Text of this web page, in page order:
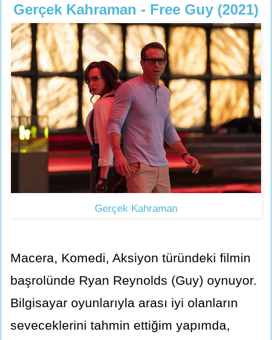
Gerçek Kahraman - Free Guy (2021)
Gerçek Kahraman
Macera, Komedi, Aksiyon türündeki filmin
başrolünde Ryan Reynolds (Guy) oynuyor.
Bilgisayar oyunlarıyla arası iyi olanların
seveceklerini tahmin ettiğim yapımda,